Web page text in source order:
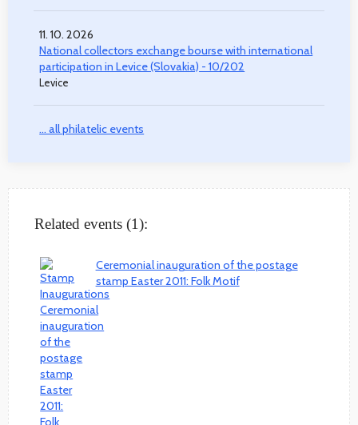
11. 10. 2026
National collectors exchange bourse with international
participation in Levice (Slovakia) - 10/202
Levice
... all philatelic events
Related events (1):
Ceremonial inauguration of the postage
stamp Easter 2011: Folk Motif